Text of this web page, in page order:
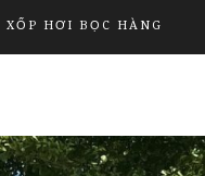
XỐP HƠI BỌC HÀNG